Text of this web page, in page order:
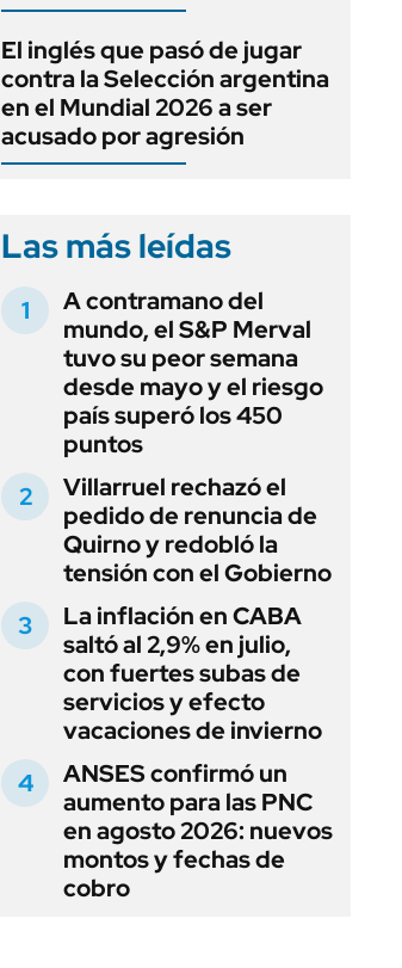
El inglés que pasó de jugar
contra la Selección argentina
en el Mundial 2026 a ser
acusado por agresión
Las más leídas
A contramano del
mundo, el S&P Merval
tuvo su peor semana
desde mayo y el riesgo
país superó los 450
puntos
Villarruel rechazó el
pedido de renuncia de
Quirno y redobló la
tensión con el Gobierno
La inflación en CABA
saltó al 2,9% en julio,
con fuertes subas de
servicios y efecto
vacaciones de invierno
ANSES confirmó un
aumento para las PNC
en agosto 2026: nuevos
montos y fechas de
cobro